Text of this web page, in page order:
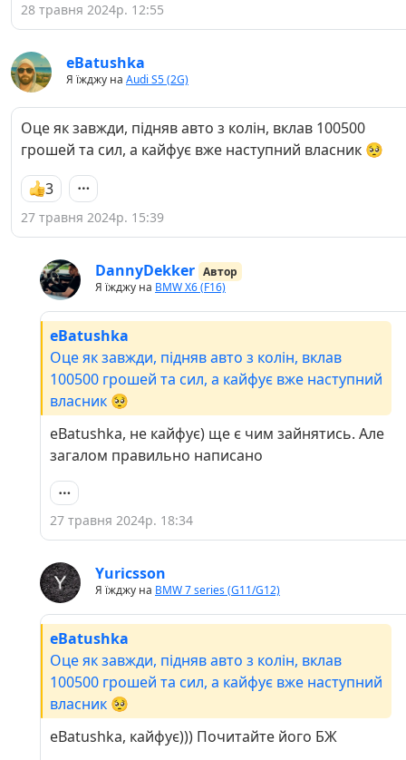
28 травня 2024р. 12:55
eBatushka
Я їжджу на Audi S5 (2G)
Оце як завжди, підняв авто з колін, вклав 100500
грошей та сил, а кайфує вже наступний власник 🥺
3
27 травня 2024р. 15:39
DannyDekker Автор
Я їжджу на BMW X6 (F16)
eBatushka
Оце як завжди, підняв авто з колін, вклав
100500 грошей та сил, а кайфує вже наступний
власник 🥺
eBatushka, не кайфує) ще є чим зайнятись. Але
загалом правильно написано
27 травня 2024р. 18:34
Yuricsson
Я їжджу на BMW 7 series (G11/G12)
eBatushka
Оце як завжди, підняв авто з колін, вклав
100500 грошей та сил, а кайфує вже наступний
власник 🥺
eBatushka, кайфує))) Почитайте його БЖ